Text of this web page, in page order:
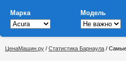
Марка Модель
ЦенаМашин.ру / Статистика Барнаула /